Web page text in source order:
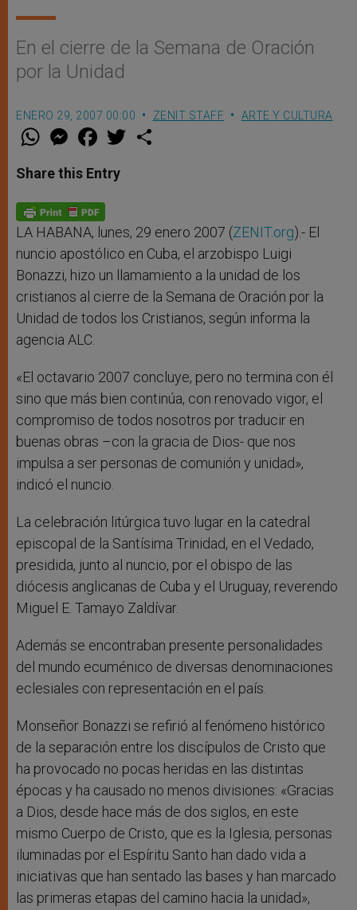
En el cierre de la Semana de Oración
por la Unidad
ENERO 29, 2007 00:00 ZENIT STAFF ARTE Y CULTURA
W
t
s
p
p
M
e
s
e
g
e
r
F
a
e
b
o
k
w
Share this Entry
LA HABANA, lunes, 29 enero 2007 (ZENIT.org).- El
nuncio apostólico en Cuba, el arzobispo Luigi
Bonazzi, hizo un llamamiento a la unidad de los
cristianos al cierre de la Semana de Oración por la
Unidad de todos los Cristianos, según informa la
agencia ALC.
«El octavario 2007 concluye, pero no termina con él
sino que más bien continúa, con renovado vigor, el
compromiso de todos nosotros por traducir en
buenas obras –con la gracia de Dios- que nos
impulsa a ser personas de comunión y unidad»,
indicó el nuncio.
La celebración litúrgica tuvo lugar en la catedral
episcopal de la Santísima Trinidad, en el Vedado,
presidida, junto al nuncio, por el obispo de las
diócesis anglicanas de Cuba y el Uruguay, reverendo
Miguel E. Tamayo Zaldívar.
Además se encontraban presente personalidades
del mundo ecuménico de diversas denominaciones
eclesiales con representación en el país.
Monseñor Bonazzi se refirió al fenómeno histórico
de la separación entre los discípulos de Cristo que
ha provocado no pocas heridas en las distintas
épocas y ha causado no menos divisiones: «Gracias
a Dios, desde hace más de dos siglos, en este
mismo Cuerpo de Cristo, que es la Iglesia, personas
iluminadas por el Espíritu Santo han dado vida a
iniciativas que han sentado las bases y han marcado
las primeras etapas del camino hacia la unidad»,